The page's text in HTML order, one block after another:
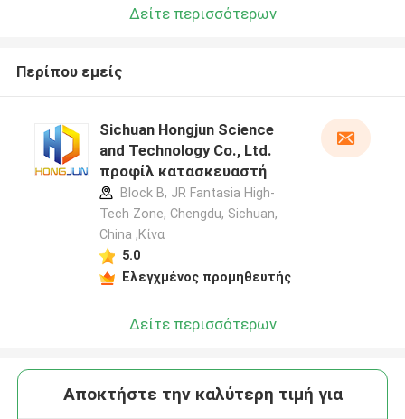
Δείτε περισσότερων
Περίπου εμείς
Sichuan Hongjun Science
and Technology Co., Ltd.
προφίλ κατασκευαστή
Block B, JR Fantasia High-
Tech Zone, Chengdu, Sichuan,
China ,Κίνα
5.0
Ελεγχμένος προμηθευτής
Δείτε περισσότερων
Αποκτήστε την καλύτερη τιμή για